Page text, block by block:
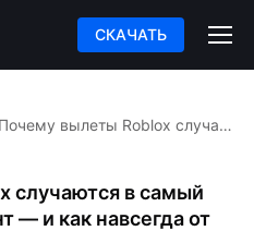
СКАЧАТЬ
Почему вылеты Roblox случаются в самый неподходящий момент — и как навсегда от них избавиться
случаются в самый
— и как навсегда от